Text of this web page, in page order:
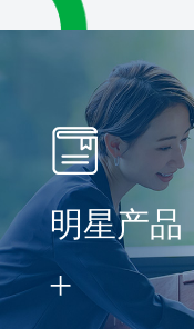
明星产品